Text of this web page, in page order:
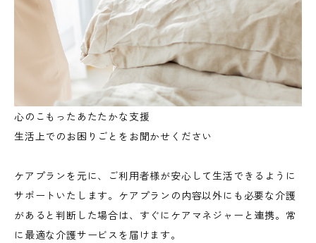
心のこもったあたたかな支援
生活上でのお困りごとをお聞かせください
ケアプランを元に、ご利用者様が安心して生活できるように
サポートいたします。ケアプランの内容以外にも必要な介護
があると判断した場合は、すぐにケアマネジャーと連携。常
に最適な介護サービスを届けます。